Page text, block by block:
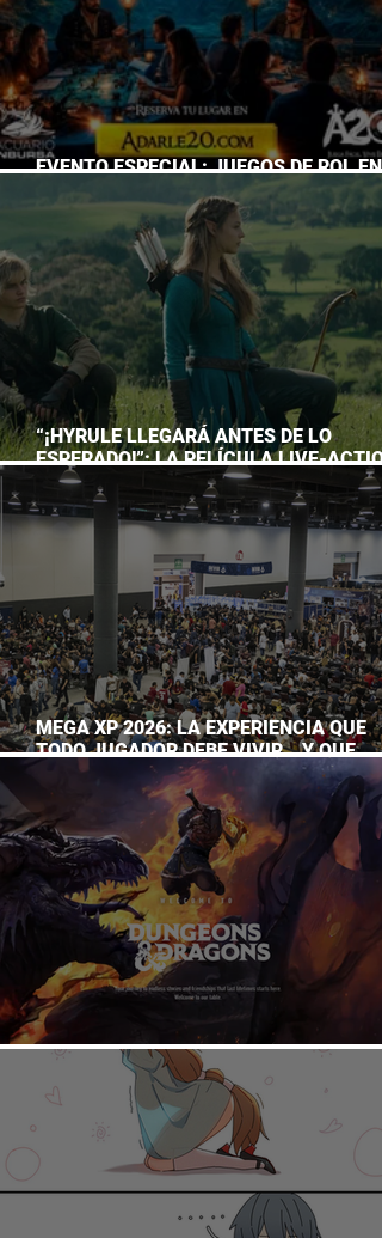
EVENTO ESPECIAL: JUEGOS DE ROL EN
“¡HYRULE LLEGARÁ ANTES DE LO
ESPERADO!”: LA PELÍCULA LIVE-
DE THE LEGEND OF ZELDA ADELANTA
ESTRENO
MEGA XP 2026: LA EXPERIENCIA QUE
TODO JUGADOR DEBE VIVIR… Y QUE
AHORA PUEDES DISFRUTAR A TU RITMO
DUNGEONS & DRAGONS ¿TE ATREVES?